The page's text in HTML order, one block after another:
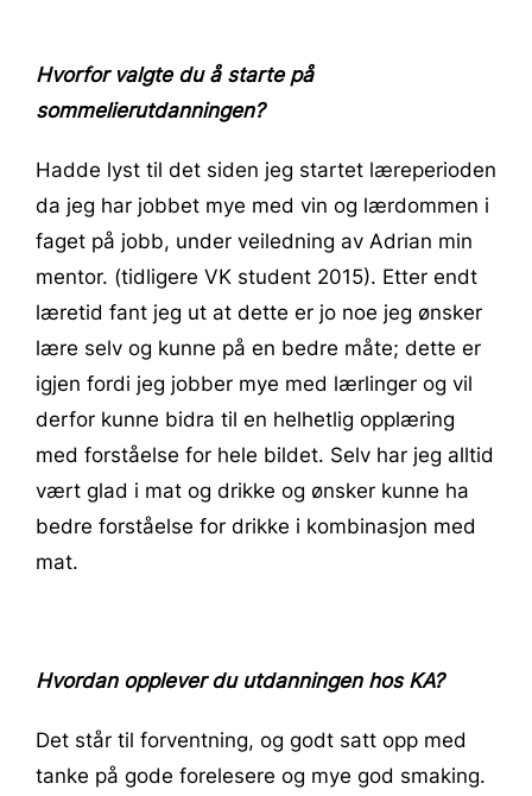
Hvorfor valgte du å starte på
sommelierutdanningen?
Hadde lyst til det siden jeg startet læreperioden
da jeg har jobbet mye med vin og lærdommen i
faget på jobb, under veiledning av Adrian min
mentor. (tidligere VK student 2015). Etter endt
læretid fant jeg ut at dette er jo noe jeg ønsker
lære selv og kunne på en bedre måte; dette er
igjen fordi jeg jobber mye med lærlinger og vil
derfor kunne bidra til en helhetlig opplæring
med forståelse for hele bildet. Selv har jeg alltid
vært glad i mat og drikke og ønsker kunne ha
bedre forståelse for drikke i kombinasjon med
mat.
Hvordan opplever du utdanningen hos KA?
Det står til forventning, og godt satt opp med
tanke på gode forelesere og mye god smaking.